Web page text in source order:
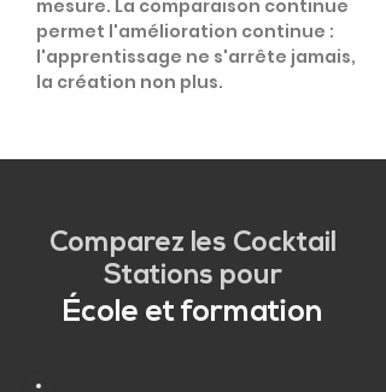
mesure. La comparaison continue
permet l'amélioration continue :
l'apprentissage ne s'arrête jamais,
la création non plus.
Comparez les Cocktail
Stations pour
École et formation